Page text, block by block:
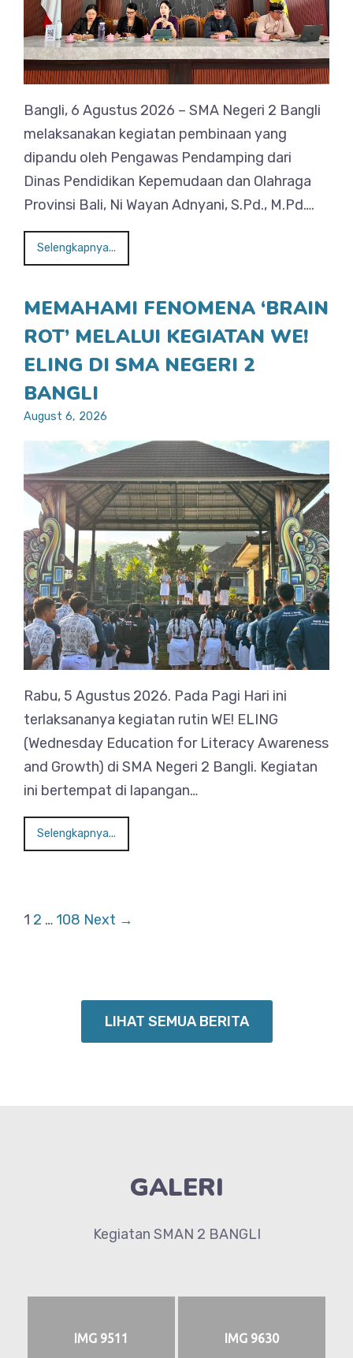
Bangli, 6 Agustus 2026 – SMA Negeri 2 Bangli
melaksanakan kegiatan pembinaan yang
dipandu oleh Pengawas Pendamping dari
Dinas Pendidikan Kepemudaan dan Olahraga
Provinsi Bali, Ni Wayan Adnyani, S.Pd., M.Pd….
Selengkapnya...
MEMAHAMI FENOMENA ‘BRAIN
ROT’ MELALUI KEGIATAN WE!
ELING DI SMA NEGERI 2
BANGLI
August 6, 2026
Rabu, 5 Agustus 2026. Pada Pagi Hari ini
terlaksananya kegiatan rutin WE! ELING
(Wednesday Education for Literacy Awareness
and Growth) di SMA Negeri 2 Bangli. Kegiatan
ini bertempat di lapangan…
Selengkapnya...
1 2 … 108 Next →
LIHAT SEMUA BERITA
GALERI
Kegiatan SMAN 2 BANGLI
IMG 9511 IMG 9630